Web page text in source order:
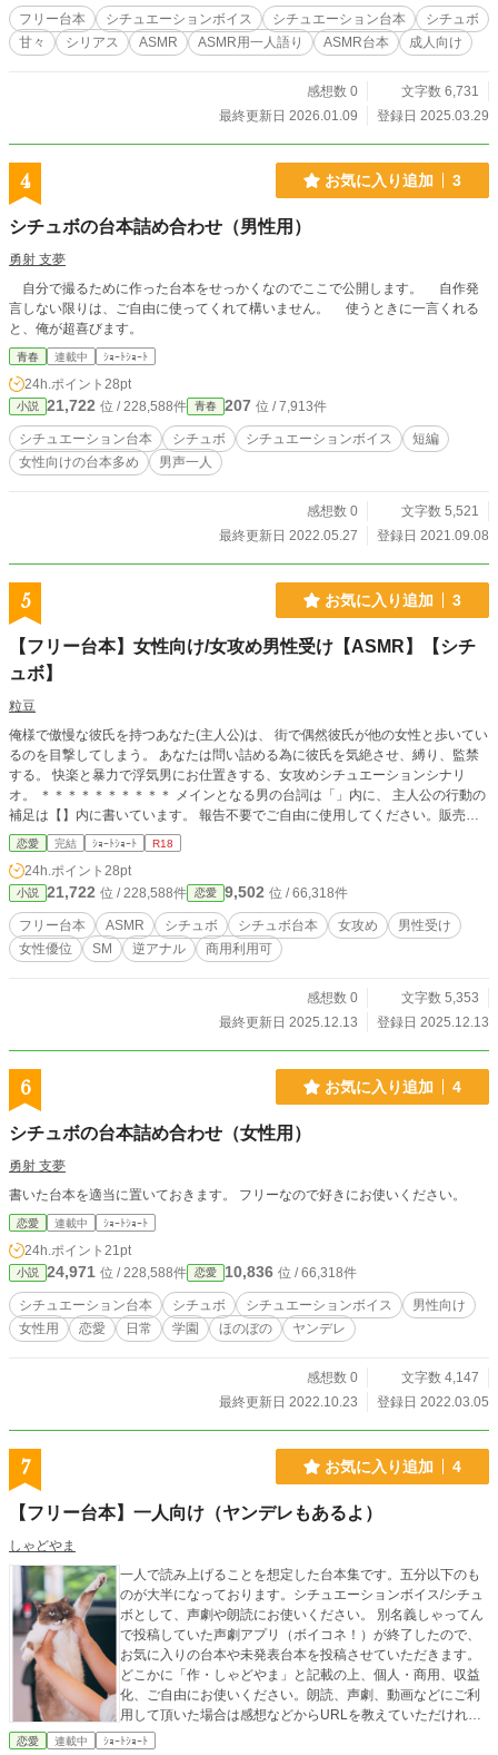
者のX(@d_d_m_k_g_r) ③題名(フリー台本) の3点のクレジット表記。 ☆任意☆
・作者(湖霧どどめ)のXへの報告 ・商業利用含むネットでの音声公開 ・アドリブ
の追加 ・部分的に不要なところを削る ・口調の変更 性別変更もしていただいて
フリー台本 シチュエーションボイス シチュエーション台本
シチュボ
甘々
シリアス ASMR ASMR用一人語り ASMR台本 成人向け
感想数 0
文字数 6,731
最終更新日 2026.01.09
登録日 2025.03.29
4 お気に入り追加 3
シチュボの台本詰め合わせ（男性用）
勇射 支夢
自分で撮るために作った台本をせっかくなのでここで公開します。 自作発
言しない限りは、ご自由に使ってくれて構いません。 使うときに一言くれる
と、俺が超喜びます。
青春 連載中 ｼｮｰﾄｼｮｰﾄ
24h.ポイント 28pt
小説 21,722 位 / 228,588件 青春 207 位 / 7,913件
シチュエーション台本 シチュボ シチュエーションボイス
短編
女性向けの台本多め
男声一人
感想数 0
文字数 5,521
最終更新日 2022.05.27
登録日 2021.09.08
5 お気に入り追加 3
【フリー台本】女性向け/女攻め男性受け【ASMR】【シチ
ュボ】
粒豆
俺様で傲慢な彼氏を持つあなた(主人公)は、 街で偶然彼氏が他の女性と歩いてい
るのを目撃してしまう。 あなたは問い詰める為に彼氏を気絶させ、縛り、監禁
する。 快楽と暴力で浮気男にお仕置きする、女攻めシチュエーションシナリ
オ。 ＊＊＊＊＊＊＊＊＊＊ メインとなる男の台詞は「」内に、 主人公の行動の
補足は【】内に書いています。 報告不要でご自由に使用してください。販売や
商用利用可。 クレジット表記任意。してくださる場合は『グラシアス』でお願
い致します。
恋愛 完結 ｼｮｰﾄｼｮｰﾄ R18
24h.ポイント 28pt
小説 21,722 位 / 228,588件 恋愛 9,502 位 / 66,318件
フリー台本 ASMR シチュボ シチュボ台本 女攻め
男性受け
女性優位
SM 逆アナル 商用利用可
感想数 0
文字数 5,353
最終更新日 2025.12.13
登録日 2025.12.13
6 お気に入り追加 4
シチュボの台本詰め合わせ（女性用）
勇射 支夢
書いた台本を適当に置いておきます。 フリーなので好きにお使いください。
恋愛 連載中 ｼｮｰﾄｼｮｰﾄ
24h.ポイント 21pt
小説 24,971 位 / 228,588件 恋愛 10,836 位 / 66,318件
シチュエーション台本 シチュボ シチュエーションボイス
男性向け
女性用
恋愛 日常 学園 ほのぼの ヤンデレ
感想数 0
文字数 4,147
最終更新日 2022.10.23
登録日 2022.03.05
7 お気に入り追加 4
【フリー台本】一人向け（ヤンデレもあるよ）
しゃどやま
一人で読み上げることを想定した台本集です。五分以下のも
のが大半になっております。シチュエーションボイス/シチュ
ボとして、声劇や朗読にお使いください。 別名義しゃってん
で投稿していた声劇アプリ（ボイコネ！）が終了したので、
お気に入りの台本や未発表台本を投稿させていただきます。
どこかに「作・しゃどやま」と記載の上、個人・商用、収益
化、ご自由にお使いください。朗読、声劇、動画などにご利
用して頂いた場合は感想などからURLを教えていただければ
嬉しいのでこっそり見に行きます。※転載（本文をコピーし
恋愛 連載中 ｼｮｰﾄｼｮｰﾄ